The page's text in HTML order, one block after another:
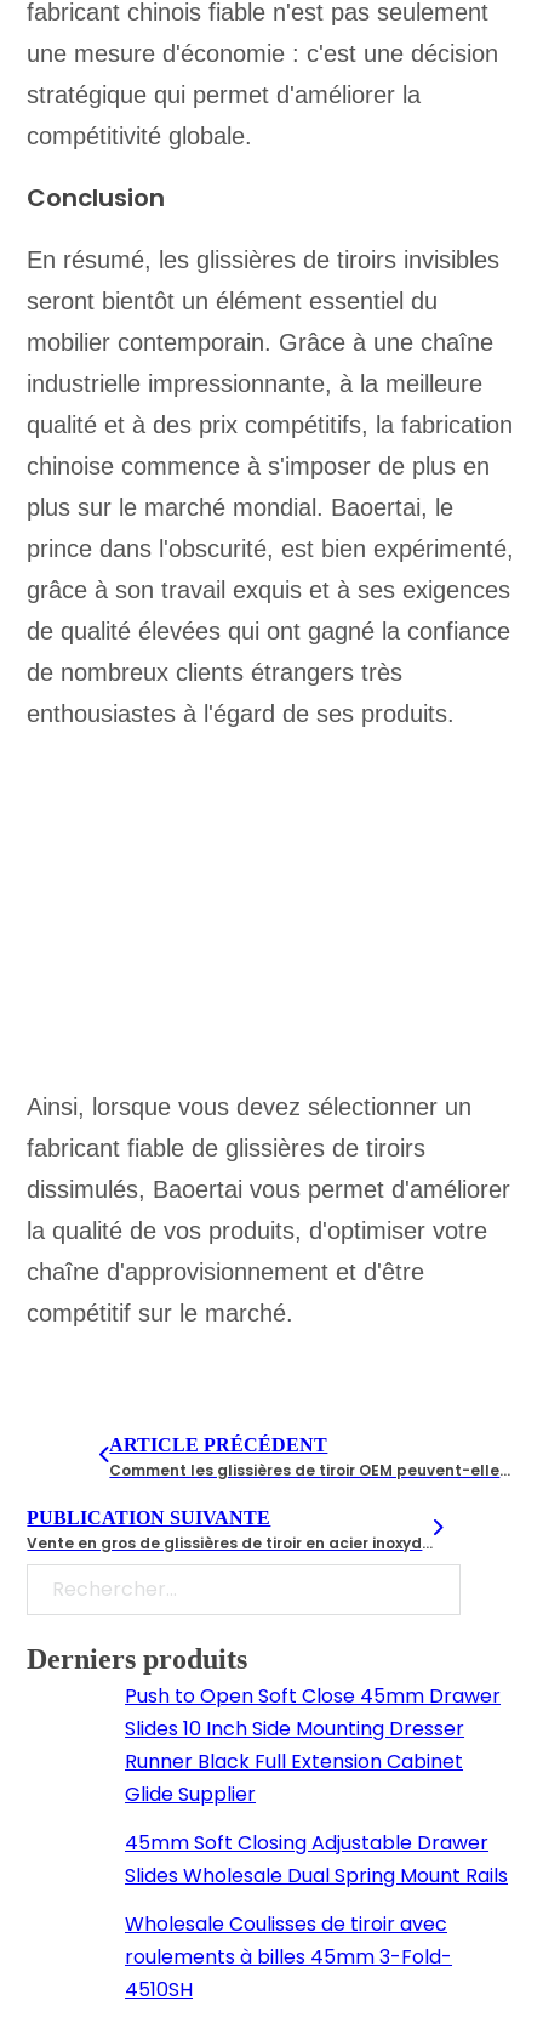
fabricant chinois fiable n'est pas seulement
une mesure d'économie : c'est une décision
stratégique qui permet d'améliorer la
compétitivité globale.
Conclusion
En résumé, les glissières de tiroirs invisibles
seront bientôt un élément essentiel du
mobilier contemporain. Grâce à une chaîne
industrielle impressionnante, à la meilleure
qualité et à des prix compétitifs, la fabrication
chinoise commence à s'imposer de plus en
plus sur le marché mondial. Baoertai, le
prince dans l'obscurité, est bien expérimenté,
grâce à son travail exquis et à ses exigences
de qualité élevées qui ont gagné la confiance
de nombreux clients étrangers très
enthousiastes à l'égard de ses produits.
Ainsi, lorsque vous devez sélectionner un
fabricant fiable de glissières de tiroirs
dissimulés, Baoertai vous permet d'améliorer
la qualité de vos produits, d'optimiser votre
chaîne d'approvisionnement et d'être
compétitif sur le marché.
ARTICLE PRÉCÉDENT
Comment les glissières de tiroir OEM peuvent-elles augmenter la valeur de la marque de votre armoire ?
PUBLICATION SUIVANTE
Vente en gros de glissières de tiroir en acier inoxydable : Comment trouver des fabricants fiables en Chine
Rechercher
Derniers produits
Push to Open Soft Close 45mm Drawer
Slides 10 Inch Side Mounting Dresser
Runner Black Full Extension Cabinet
Glide Supplier
45mm Soft Closing Adjustable Drawer
Slides Wholesale Dual Spring Mount Rails
Wholesale Coulisses de tiroir avec
roulements à billes 45mm 3-Fold-
4510SH